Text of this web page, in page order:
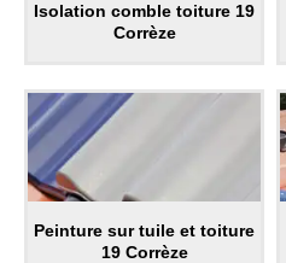
Isolation comble toiture 19
Corrèze
Peinture sur tuile et toiture
19 Corrèze